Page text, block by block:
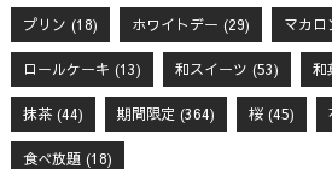
プリン (18) ホワイトデー (29) マカロ
ロールケーキ (13) 和スイーツ (53) 和
抹茶(44) 期間限定 (364) 桜(45)
食べ放題(18)